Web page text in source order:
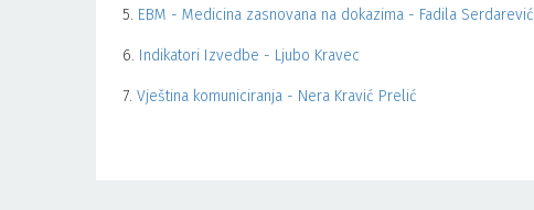
5. EBM - Medicina zasnovana na dokazima - Fadila Serdarević
6. Indikatori Izvedbe - Ljubo Kravec
7. Vještina komuniciranja - Nera Kravić Prelić